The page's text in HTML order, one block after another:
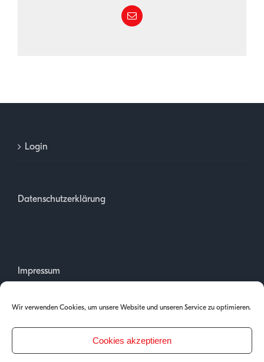
Wir verwenden Cookies, um unsere Website und unseren Service zu optimieren.
Cookies akzeptieren
Login
Datenschutzerklärung
Impressum